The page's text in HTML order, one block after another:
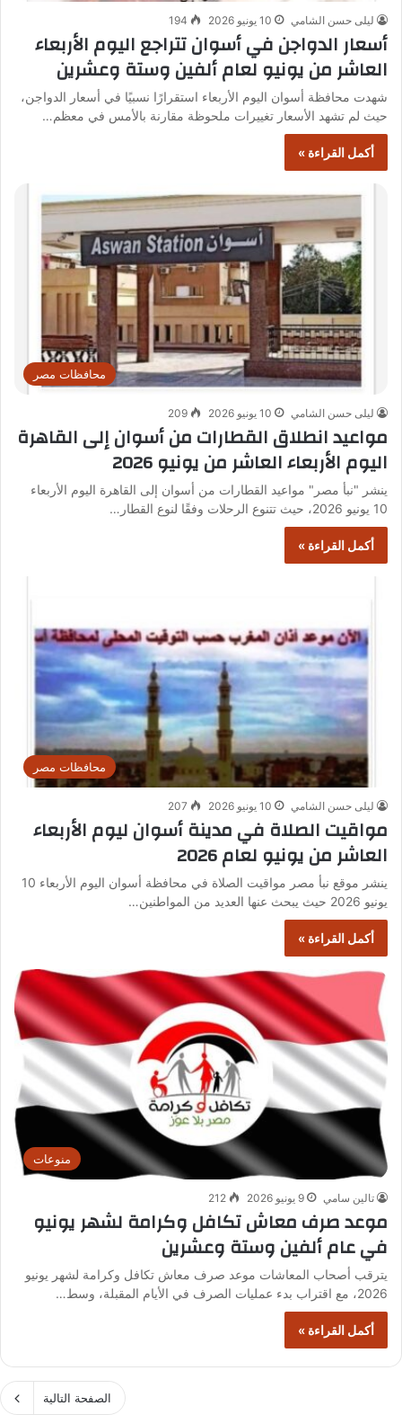
ليلى حسن الشامي 10 يونيو 2026 194
أسعار الدواجن في أسوان تتراجع اليوم الأربعاء
العاشر من يونيو لعام ألفين وستة وعشرين
شهدت محافظة أسوان اليوم الأربعاء استقرارًا نسبيًا في أسعار الدواجن،
حيث لم تشهد الأسعار تغييرات ملحوظة مقارنة بالأمس في معظم…
أكمل القراءة »
محافظات مصر
ليلى حسن الشامي 10 يونيو 2026 209
مواعيد انطلاق القطارات من أسوان إلى القاهرة
اليوم الأربعاء العاشر من يونيو 2026
ينشر "نبأ مصر" مواعيد القطارات من أسوان إلى القاهرة اليوم الأربعاء
10 يونيو 2026، حيث تتنوع الرحلات وفقًا لنوع القطار…
أكمل القراءة »
محافظات مصر
ليلى حسن الشامي 10 يونيو 2026 207
مواقيت الصلاة في مدينة أسوان ليوم الأربعاء
العاشر من يونيو لعام 2026
ينشر موقع نبأ مصر مواقيت الصلاة في محافظة أسوان اليوم الأربعاء 10
يونيو 2026 حيث يبحث عنها العديد من المواطنين…
أكمل القراءة »
منوعات
تالين سامي 9 يونيو 2026 212
موعد صرف معاش تكافل وكرامة لشهر يونيو
في عام ألفين وستة وعشرين
يترقب أصحاب المعاشات موعد صرف معاش تكافل وكرامة لشهر يونيو
2026، مع اقتراب بدء عمليات الصرف في الأيام المقبلة، وسط…
أكمل القراءة »
الصفحة التالية